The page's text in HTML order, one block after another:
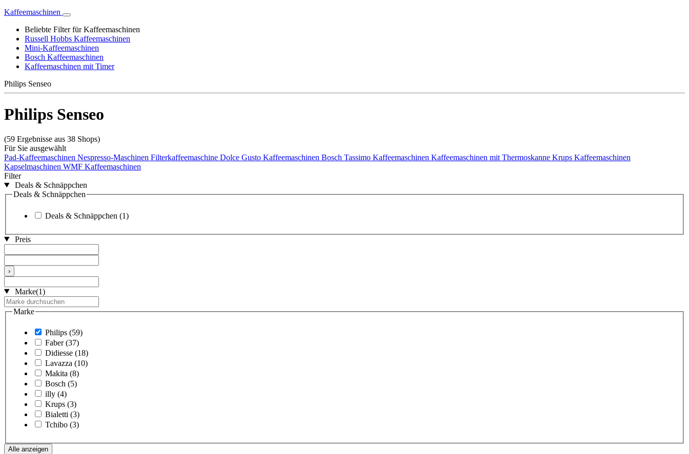
Kaffeemaschinen
Beliebte Filter für Kaffeemaschinen
Russell Hobbs Kaffeemaschinen
Mini-Kaffeemaschinen
Bosch Kaffeemaschinen
Kaffeemaschinen mit Timer
Philips Senseo
Philips Senseo
(59 Ergebnisse aus 38 Shops)
Für Sie ausgewählt
Pad-Kaffeemaschinen Nespresso-Maschinen Filterkaffeemaschine Dolce Gusto Kaffeemaschinen Bosch Tassimo Kaffeemaschinen Kaffeemaschinen mit Thermoskanne Krups Kaffeemaschinen
Kapselmaschinen WMF Kaffeemaschinen
Filter
Deals & Schnäppchen
Deals & Schnäppchen
Deals & Schnäppchen (1)
Preis
›
Marke(1)
Marke
Philips (59)
Faber (37)
Didiesse (18)
Lavazza (10)
Makita (8)
Bosch (5)
illy (4)
Krups (3)
Bialetti (3)
Tchibo (3)
Alle anzeigen